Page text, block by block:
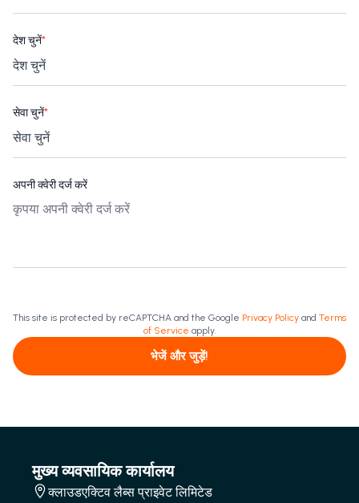
देश चुनें*
सेवा चुनें*
अपनी क्वेरी दर्ज करें
This site is protected by reCAPTCHA and the Google Privacy Policy and Terms
of Service apply.
भेजें और जुड़ें!
मुख्य व्यवसायिक कार्यालय
क्लाउडएक्टिव लैब्स प्राइवेट लिमिटेड